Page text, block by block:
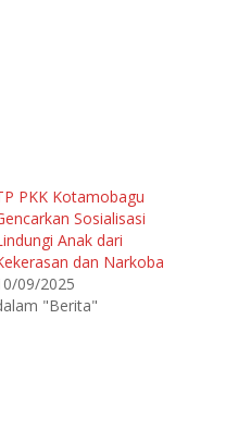
PKK Kotamobagu
Sosialisasi
Anak dari
dan Narkoba
09/2025
"Berita"